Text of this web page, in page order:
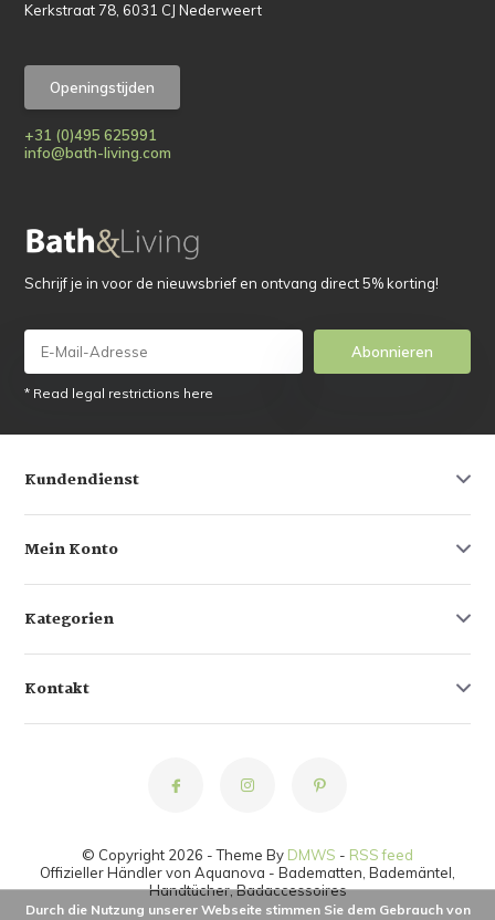
Kerkstraat 78, 6031 CJ Nederweert
Openingstijden
+31 (0)495 625991
info@bath-living.com
Schrijf je in voor de nieuwsbrief en ontvang direct 5% korting!
Abonnieren
* Read legal restrictions here
Kundendienst
Mein Konto
Kategorien
Kontakt
© Copyright 2026 - Theme By DMWS - RSS feed
Offizieller Händler von Aquanova - Badematten, Bademäntel,
Handtücher, Badaccessoires
Durch die Nutzung unserer Webseite stimmen Sie dem Gebrauch von